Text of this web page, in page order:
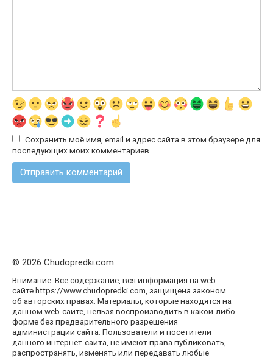
Сохранить моё имя, email и адрес сайта в этом браузере для
последующих моих комментариев.
© 2026 Chudopredki.com
Внимание: Все содержание, вся информация на web-
сайте https://www.chudopredki.com, защищена законом
об авторских правах. Материалы, которые находятся на
данном web-сайте, нельзя воспроизводить в какой-либо
форме без предварительного разрешения
администрации сайта. Пользователи и посетители
данного интернет-сайта, не имеют права публиковать,
распространять, изменять или передавать любые